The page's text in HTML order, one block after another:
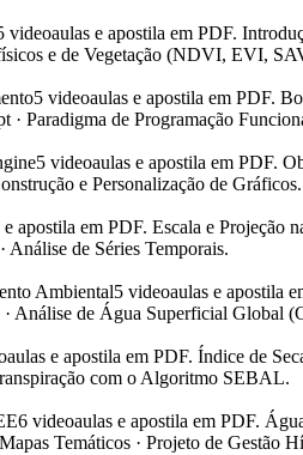
videoaulas e apostila em PDF.
e de Vegetação (NDVI, EVI,
5 videoaulas e apostila em PDF.
· Paradigma de Programação
5 videoaulas e apostila em PDF.
e Personalização de Gráficos.
apostila em PDF. Escala e Projeção
Análise de Séries Temporais.
Ambiental5 videoaulas e apostila
de Água Superficial Global
e apostila em PDF. Índice de
com o Algoritmo SEBAL.
6 videoaulas e apostila em PDF.
Temáticos · Projeto de Gestão